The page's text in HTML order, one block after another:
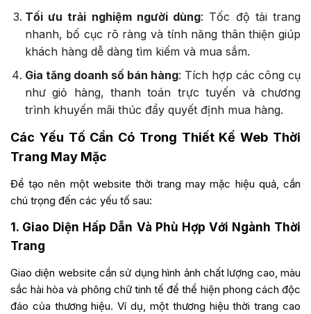
Tối ưu trải nghiệm người dùng: Tốc độ tải trang
nhanh, bố cục rõ ràng và tính năng thân thiện giúp
khách hàng dễ dàng tìm kiếm và mua sắm.
Gia tăng doanh số bán hàng: Tích hợp các công cụ
như giỏ hàng, thanh toán trực tuyến và chương
trình khuyến mãi thúc đẩy quyết định mua hàng.
Các Yếu Tố Cần Có Trong Thiết Kế Web Thời
Trang May Mặc
Để tạo nên một website thời trang may mặc hiệu quả, cần
chú trọng đến các yếu tố sau:
1. Giao Diện Hấp Dẫn Và Phù Hợp Với Ngành Thời
Trang
Giao diện website cần sử dụng hình ảnh chất lượng cao, màu
sắc hài hòa và phông chữ tinh tế để thể hiện phong cách độc
đáo của thương hiệu. Ví dụ, một thương hiệu thời trang cao